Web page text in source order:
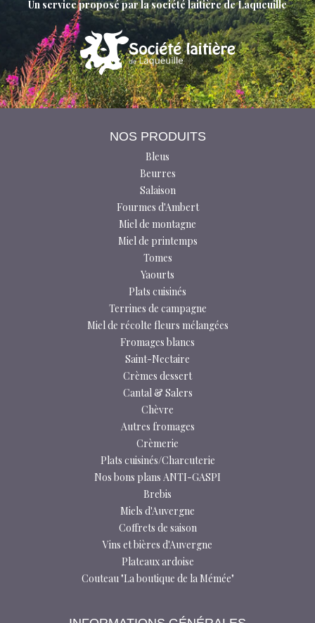
Un service proposé par la société laitière de Laqueuille
NOS PRODUITS
Bleus
Beurres
Salaison
Fourmes d'Ambert
Miel de montagne
Miel de printemps
Tomes
Yaourts
Plats cuisinés
Terrines de campagne
Miel de récolte fleurs mélangées
Fromages blancs
Saint-Nectaire
Crèmes dessert
Cantal & Salers
Chèvre
Autres fromages
Crèmerie
Plats cuisinés/Charcuterie
Nos bons plans ANTI-GASPI
Brebis
Miels d'Auvergne
Coffrets de saison
Vins et bières d'Auvergne
Plateaux ardoise
Couteau "La boutique de la Mémée"